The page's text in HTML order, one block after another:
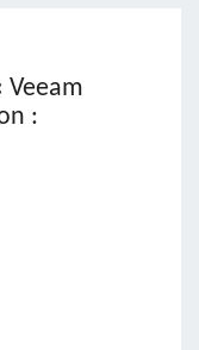
Veeam
: